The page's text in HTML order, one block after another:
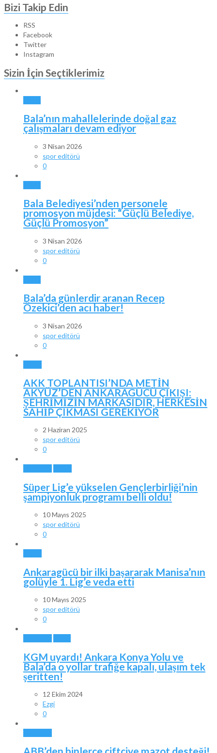
Bizi Takip Edin
RSS
Facebook
Twitter
Instagram
Sizin İçin Seçtiklerimiz
Bala’nın mahallelerinde doğal gaz
çalışmaları devam ediyor
3 Nisan 2026
spor editörü
0
Bala Belediyesi’nden personele
promosyon müjdesi: “Güçlü Belediye,
Güçlü Promosyon”
3 Nisan 2026
spor editörü
0
Bala’da günlerdir aranan Recep
Özekici’den acı haber!
3 Nisan 2026
spor editörü
0
AKK TOPLANTISI’NDA METİN
AKYÜZ’DEN ANKARAGÜCÜ ÇIKIŞI:
ŞEHRİMİZİN MARKASIDIR, HERKESİN
SAHİP ÇIKMASI GEREKİYOR
2 Haziran 2025
spor editörü
0
Süper Lig’e yükselen Gençlerbirliği’nin
şampiyonluk programı belli oldu!
10 Mayıs 2025
spor editörü
0
Ankaragücü bir ilki başararak Manisa’nın
golüyle 1. Lig’e veda etti
10 Mayıs 2025
spor editörü
0
KGM uyardı! Ankara Konya Yolu ve
Bala’da o yollar trafiğe kapalı, ulaşım tek
şeritten!
12 Ekim 2024
Ezgi
0